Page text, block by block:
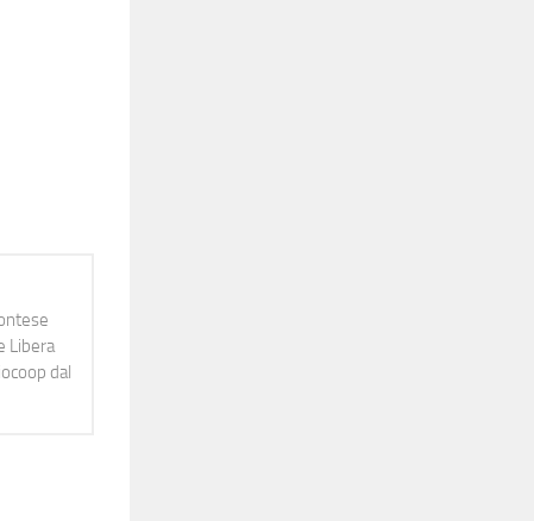
Libera
dal